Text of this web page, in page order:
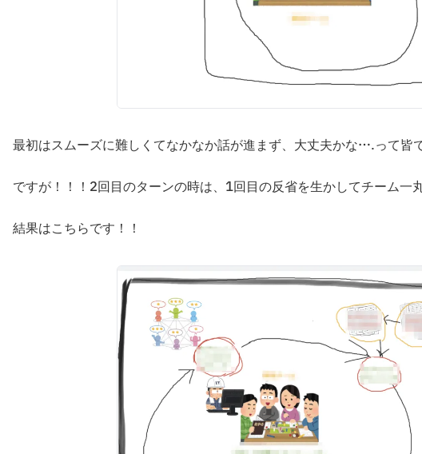
最初はスムーズに難しくてなかなか話が進まず、大丈夫かな….って皆
ですが！！！2回目のターンの時は、1回目の反省を生かしてチーム一
結果はこちらです！！